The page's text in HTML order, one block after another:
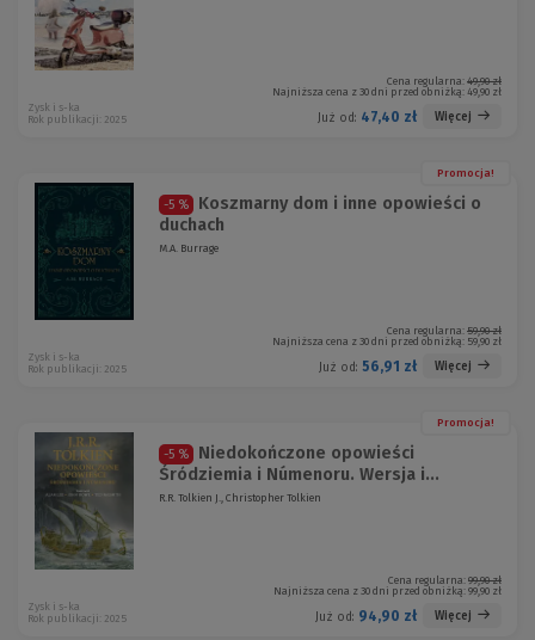
Cena regularna: 49,90 zł
Najniższa cena z 30 dni przed obniżką: 49,90 zł
Już od: 47,40 zł Więcej
Zysk i s-ka
Rok publikacji: 2025
Promocja!
-5 %
Koszmarny dom i inne opowieści o
duchach
M.A. Burrage
Cena regularna: 59,90 zł
Najniższa cena z 30 dni przed obniżką: 59,90 zł
Już od: 56,91 zł Więcej
Zysk i s-ka
Rok publikacji: 2025
Promocja!
-5 %
Niedokończone opowieści
Śródziemia i Númenoru. Wersja i...
R.R. Tolkien J., Christopher Tolkien
Cena regularna: 99,90 zł
Najniższa cena z 30 dni przed obniżką: 99,90 zł
Już od: 94,90 zł Więcej
Zysk i s-ka
Rok publikacji: 2025